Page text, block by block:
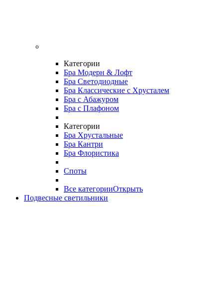
Категории
Бра Модерн & Лофт
Бра Светодиодные
Бра Классические с Хрусталем
Бра с Абажуром
Бра с Плафоном
Категории
Бра Хрустальные
Бра Кантри
Бра Флористика
Споты
Все категорииОткрыть
Подвесные светильники